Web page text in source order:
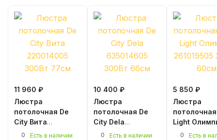
11 960 ₽
Люстра
потолочная De
City Вита
220014005
0
Есть в наличии
10 400 ₽
Люстра
потолочная De
City Dela
635014605
0
Есть в наличии
5 850 ₽
Люстра
Light
261019505
0
Есть в